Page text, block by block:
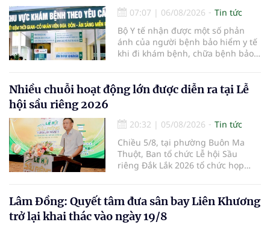
07:07 | 06/08/2026
Tin tức
Bộ Y tế nhận được một số phản
ánh của người bệnh bảo hiểm y tế
khi đi khám bệnh, chữa bệnh bảo
bệnh, chữa bệnh theo yêu cầu
nhưng vẫn phải nộp thêm các chi
phần cùng chi trả.
Nhiều chuỗi hoạt động lớn được diễn ra tại Lễ
hội sầu riêng 2026
20:32 | 05/08/2026
Tin tức
Chiều 5/8, tại phường Buôn Ma
Thuột, Ban tổ chức Lễ hội Sầu
riêng Đắk Lắk 2026 tổ chức họp
hội Sầu riêng Đắk Lắk năm 2026 có
chủ đề “Sầu riêng Đắk Lắk – Kết nối
vươn xa”, được tổ chức từ ngày
Lâm Đồng: Quyết tâm đưa sân bay Liên Khương
trở lại khai thác vào ngày 19/8